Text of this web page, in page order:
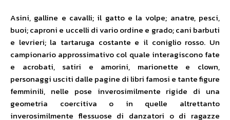
Asini, galline e cavalli; il gatto e la volpe; anatre, pesci,
buoi; caproni e uccelli di vario ordine e grado; cani barbuti
e levrieri; la tartaruga costante e il coniglio rosso. Un
campionario approssimativo col quale interagiscono fate
e acrobati, satiri e amorini, marionette e clown,
personaggi usciti dalle pagine di libri famosi e tante figure
femminili, nelle pose inverosimilmente rigide di una
geometria coercitiva o in quelle altrettanto
inverosimilmente flessuose di danzatori o di ragazze